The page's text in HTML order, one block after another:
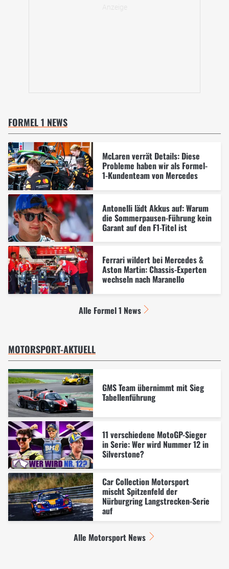
FORMEL 1 NEWS
McLaren verrät Details: Diese
Probleme haben wir als Formel-
1-Kundenteam von Mercedes
Antonelli lädt Akkus auf: Warum
die Sommerpausen-Führung kein
Garant auf den F1-Titel ist
Ferrari wildert bei Mercedes &
Aston Martin: Chassis-Experten
wechseln nach Maranello
Alle Formel 1 News
MOTORSPORT-AKTUELL
GMS Team übernimmt mit Sieg
Tabellenführung
11 verschiedene MotoGP-Sieger
in Serie: Wer wird Nummer 12 in
Silverstone?
Car Collection Motorsport
mischt Spitzenfeld der
Nürburgring Langstrecken-Serie
auf
Alle Motorsport News